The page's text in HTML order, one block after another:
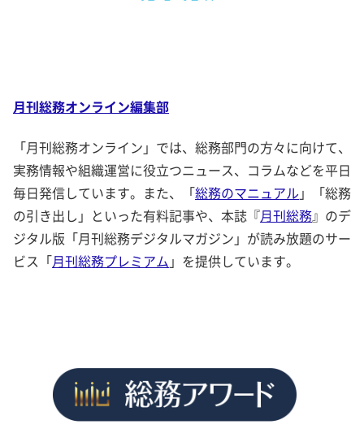
月刊総務オンライン編集部
「月刊総務オンライン」では、総務部門の方々に向けて、
実務情報や組織運営に役立つニュース、コラムなどを平日
毎日発信しています。また、「総務のマニュアル 」「総務
の引き出し」といった有料記事や、本誌『月刊総務』のデ
ジタル版「月刊総務デジタルマガジン」が読み放題のサー
ビス「月刊総務プレミアム 」を提供しています。